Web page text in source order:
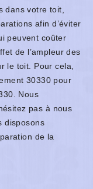
dans votre toit,
afin d’éviter
peuvent coûter
de l’ampleur des
le toit. Pour cela,
30330 pour
Nous
pas à nous
disposons
de la